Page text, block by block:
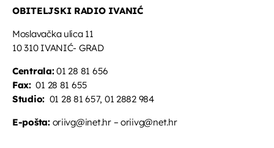
OBITELJSKI RADIO IVANIĆ
Moslavačka ulica 11
10 310 IVANIĆ- GRAD
Centrala:01 28 81 656
Fax:01 28 81 655
Studio: 01 28 81 657, 01 2882 984
E-pošta:oriivg@inet.hr – oriivg@net.hr